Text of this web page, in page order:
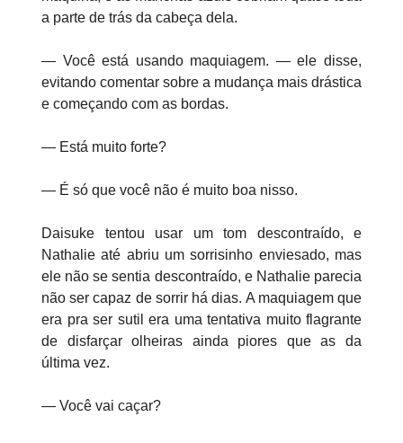
a parte de trás da cabeça dela.
— Você está usando maquiagem. — ele disse,
evitando comentar sobre a mudança mais drástica
e começando com as bordas.
— Está muito forte?
— É só que você não é muito boa nisso.
Daisuke tentou usar um tom descontraído, e
Nathalie até abriu um sorrisinho enviesado, mas
ele não se sentia descontraído, e Nathalie parecia
não ser capaz de sorrir há dias. A maquiagem que
era pra ser sutil era uma tentativa muito flagrante
de disfarçar olheiras ainda piores que as da
última vez.
— Você vai caçar?